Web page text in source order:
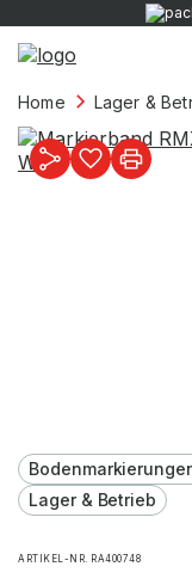
Home Lager &
Lager & Betrieb
ARTIKEL-NR. RA400748